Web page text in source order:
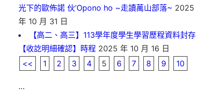
光下的歐佈諾 伙’Opono ho ~走讀萬山部落~ 2025
年 10 月 31 日
【高二、高三】113學年度學生學習歷程資料封存
【收訖明細確認】時程 2025 年 10 月 16 日
<<
1 2 3 4 5 6 7 8 9 10
…